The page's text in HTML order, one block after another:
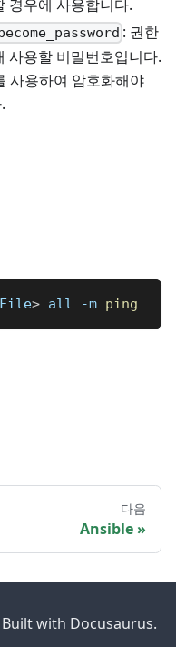
경우에 사용합니다.
: 권한
사용할 비밀번호입니다.
사용하여 암호화해야
> all -m ping
다음
Ansible
with Docusaurus.